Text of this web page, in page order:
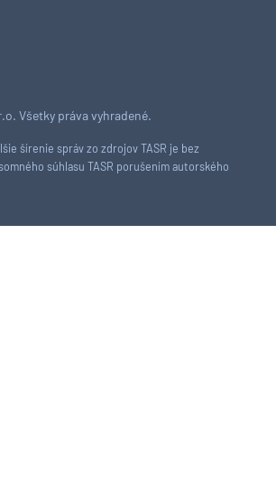
Všetky práva vyhradené.
šírenie správ zo zdrojov TASR je bez
súhlasu TASR porušením autorského